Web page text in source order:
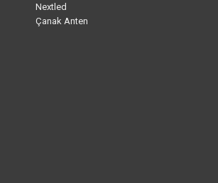
Nextled
Çanak Anten